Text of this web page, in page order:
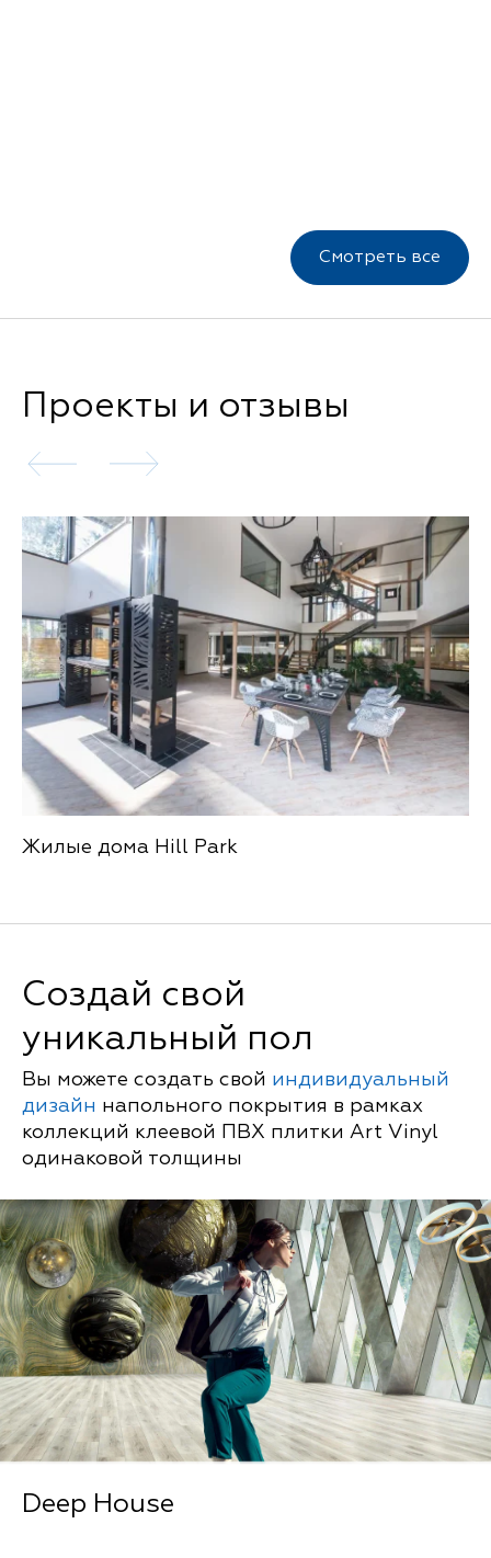
Смотреть все
Проекты и отзывы
Жилые дома Hill Park
Создай свой
уникальный пол
Вы можете создать свой индивидуальный
дизайн напольного покрытия в рамках
коллекций клеевой ПВХ плитки Art Vinyl
одинаковой толщины
Deep House